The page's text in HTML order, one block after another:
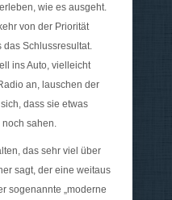
wie es ausgeht.
von der Priorität
Schlussresultat.
ins Auto, vielleicht
an, lauschen der
dass sie etwas
sahen.
das sehr viel über
sagt, der eine weitaus
sogenannte „moderne